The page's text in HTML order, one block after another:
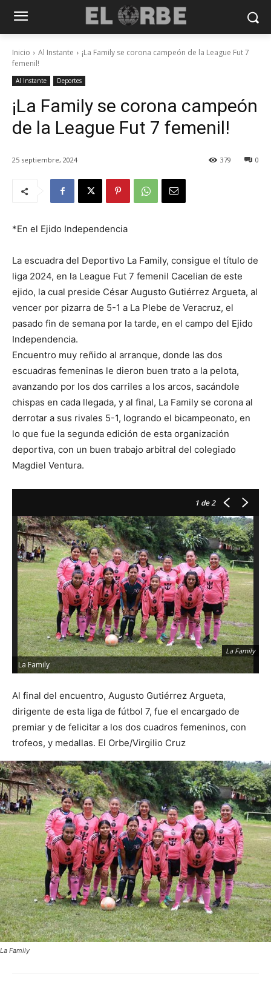
Inicio Al Instante
¡La Family se corona campeón de la League Fut 7
femenil!
Al Instante Deportes
¡La Family se corona campeón
de la League Fut 7 femenil!
25 septiembre, 2024 0
379
*En el Ejido Independencia
La escuadra del Deportivo La Family, consigue el título de
liga 2024, en la League Fut 7 femenil Cacelian de este
ejido, la cual preside César Augusto Gutiérrez Argueta, al
vencer por pizarra de 5-1 a La Plebe de Veracruz, el
pasado fin de semana por la tarde, en el campo del Ejido
Independencia.
Encuentro muy reñido al arranque, donde las dos
escuadras femeninas le dieron buen trato a la pelota,
avanzando por los dos carriles a los arcos, sacándole
chispas en cada llegada, y al final, La Family se corona al
derrotar a sus rivales 5-1, logrando el bicampeonato, en
lo que fue la segunda edición de esta organización
deportiva, con un buen trabajo arbitral del colegiado
Magdiel Ventura.
1 de 2
La Family
La Family
Al final del encuentro, Augusto Gutiérrez Argueta,
dirigente de esta liga de fútbol 7, fue el encargado de
premiar y de felicitar a los dos cuadros femeninos, con
trofeos, y medallas. El Orbe/Virgilio Cruz
La Family